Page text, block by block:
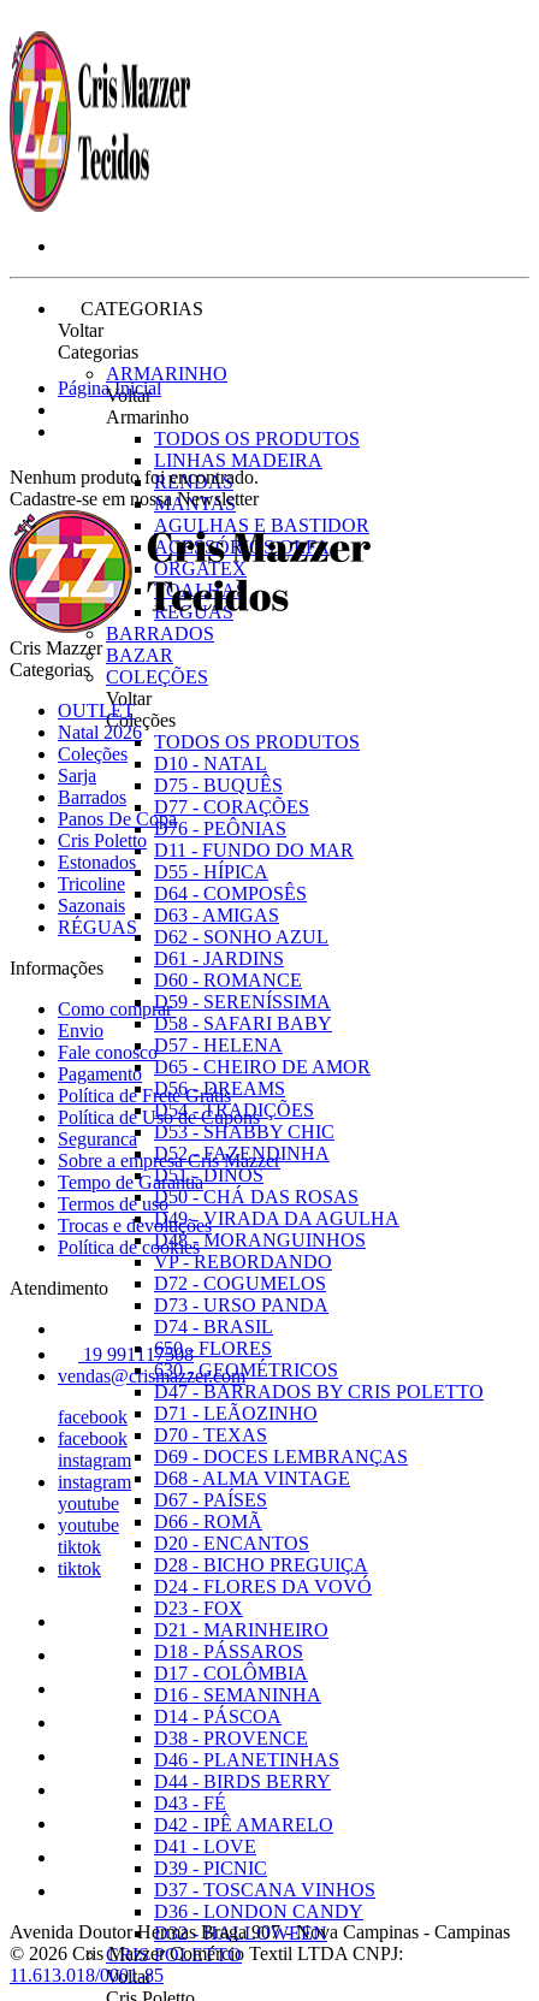
CATEGORIAS
Voltar
Categorias
ARMARINHO
Voltar
Armarinho
TODOS OS PRODUTOS
LINHAS MADEIRA
RENDAS
MANTAS
AGULHAS E BASTIDOR
ACESSÓRIOS OLFA
ORGATEX
TOALHAS
RÉGUAS
BARRADOS
BAZAR
COLEÇÕES
Voltar
Coleções
TODOS OS PRODUTOS
D10 - NATAL
D75 - BUQUÊS
D77 - CORAÇÕES
D76 - PEÔNIAS
D11 - FUNDO DO MAR
D55 - HÍPICA
D64 - COMPOSÊS
D63 - AMIGAS
D62 - SONHO AZUL
D61 - JARDINS
D60 - ROMANCE
D59 - SERENÍSSIMA
D58 - SAFARI BABY
D57 - HELENA
D65 - CHEIRO DE AMOR
D56 - DREAMS
D54 - TRADIÇÕES
D53 - SHABBY CHIC
D52 - FAZENDINHA
D51 - DINOS
D50 - CHÁ DAS ROSAS
D49 - VIRADA DA AGULHA
D48 - MORANGUINHOS
VP - REBORDANDO
D72 - COGUMELOS
D73 - URSO PANDA
D74 - BRASIL
650 - FLORES
630 - GEOMÉTRICOS
D47 - BARRADOS BY CRIS POLETTO
D71 - LEÃOZINHO
D70 - TEXAS
D69 - DOCES LEMBRANÇAS
D68 - ALMA VINTAGE
D67 - PAÍSES
D66 - ROMÃ
D20 - ENCANTOS
D28 - BICHO PREGUIÇA
D24 - FLORES DA VOVÓ
D23 - FOX
D21 - MARINHEIRO
D18 - PÁSSAROS
D17 - COLÔMBIA
D16 - SEMANINHA
D14 - PÁSCOA
D38 - PROVENCE
D46 - PLANETINHAS
D44 - BIRDS BERRY
D43 - FÉ
D42 - IPÊ AMARELO
D41 - LOVE
D39 - PICNIC
D37 - TOSCANA VINHOS
D36 - LONDON CANDY
D32 - HALLOWEEN
CRIS POLETTO
Voltar
Página Inicial
Nenhum produto foi encontrado.
Cadastre-se em nossa Newsletter
Cris Mazzer
Categorias
OUTLET
Natal 2026
Coleções
Sarja
Barrados
Panos De Copa
Cris Poletto
Estonados
Tricoline
Sazonais
RÉGUAS
Informações
Como comprar
Envio
Fale conosco
Pagamento
Política de Frete Grátis
Política de Uso de Cupons
Seguranca
Sobre a empresa Cris Mazzer
Tempo de Garantia
Termos de uso
Trocas e devoluções
Política de cookies
Atendimento
19 991117508
vendas@crismazzer.com
facebook
facebook
instagram
instagram
youtube
youtube
tiktok
tiktok
Avenida Doutor Hermas Braga 907-Nova Campinas - Campinas
© 2026 Cris Mazzer Comércio Textil LTDA CNPJ:
11.613.018/0001-85